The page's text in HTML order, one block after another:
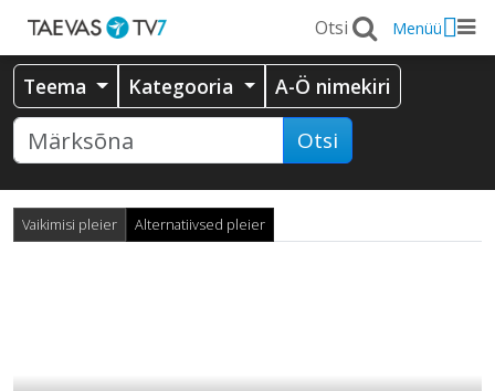
Menüü
Teema Kategooria A-Ö nimekiri
Otsi
Vaikimisi pleier Alternatiivsed pleier